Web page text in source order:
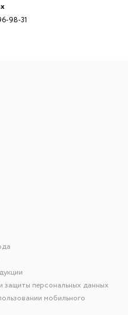
98-31
персональных данных
мобильного